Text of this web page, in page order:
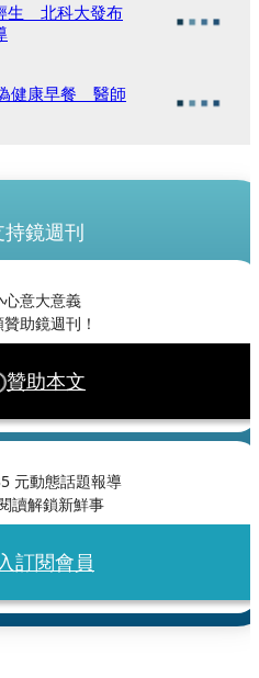
生 北科大發布
健康早餐 醫師
持鏡週刊
心意大意義
助鏡週刊！
贊助本文
元動態話題報導
讀解鎖新鮮事
訂閱會員